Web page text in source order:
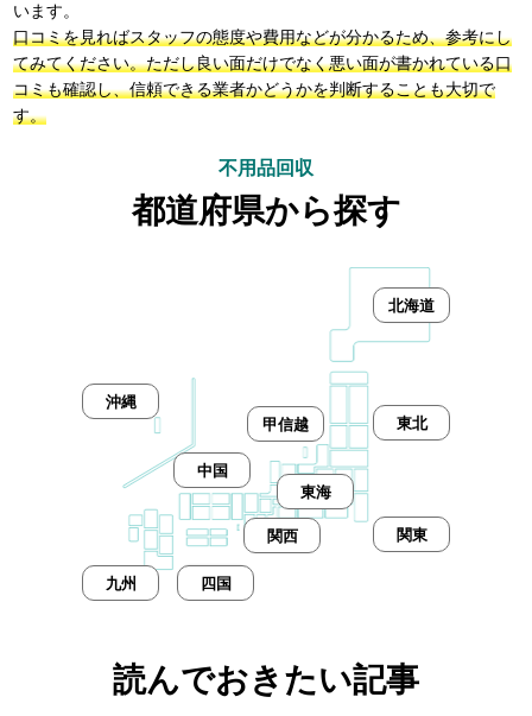
います。
口コミを見ればスタッフの態度や費用などが分かるため、参考にし
てみてください。ただし良い面だけでなく悪い面が書かれている口
コミも確認し、信頼できる業者かどうかを判断することも大切で
す。
不用品回収
都道府県から探す
北海道
東北
甲信越
東海
関東
関西
中国
四国
九州
沖縄
読んでおきたい記事